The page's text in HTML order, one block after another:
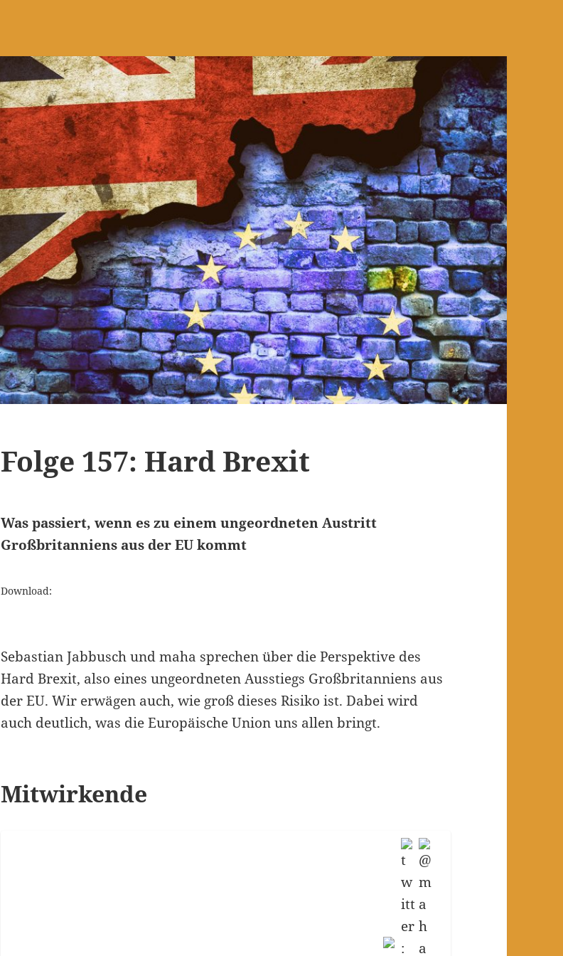
Folge 157: Hard Brexit
Was passiert, wenn es zu einem ungeordneten Austritt
Großbritanniens aus der EU kommt
Download:
Sebastian Jabbusch und maha sprechen über die Perspektive des
Hard Brexit, also eines ungeordneten Ausstiegs Großbritanniens aus
der EU. Wir erwägen auch, wie groß dieses Risiko ist. Dabei wird
auch deutlich, was die Europäische Union uns allen bringt.
Mitwirkende